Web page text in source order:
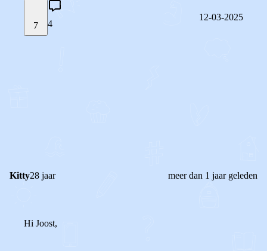
7 4
12-03-2025
Kitty28 jaar meer dan 1 jaar geleden
Hi Joost,